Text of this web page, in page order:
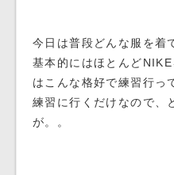
今日は普段どんな服を着
基本的にはほとんど
はこんな格好で練習行っ
練習に行くだけなので、
が。。